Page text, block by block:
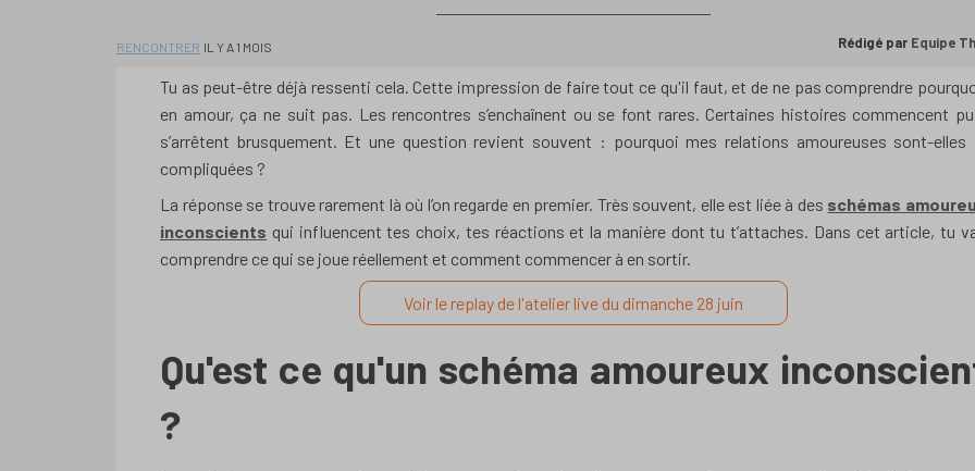
RENCONTRER IL Y A 1 MOIS Rédigé par Equipe
Tu as peut-être déjà ressenti cela. Cette impression de faire tout ce qu'il faut, et de ne pas comprendre
en amour, ça ne suit pas. Les rencontres s’enchaînent ou se font rares. Certaines histoires commencent
s’arrêtent brusquement. Et une question revient souvent : pourquoi mes relations amoureuses sont-elles
compliquées ?
La réponse se trouve rarement là où l’on regarde en premier. Très souvent, elle est liée à des schémas
inconscients qui influencent tes choix, tes réactions et la manière dont tu t’attaches. Dans cet article, tu
comprendre ce qui se joue réellement et comment commencer à en sortir.
Voir le replay de l'atelier live du dimanche 28 juin
Qu'est ce qu'un schéma amoureux
?